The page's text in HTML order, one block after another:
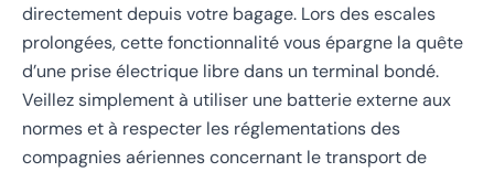
directement depuis votre bagage. Lors des escales
prolongées, cette fonctionnalité vous épargne la quête
d’une prise électrique libre dans un terminal bondé.
Veillez simplement à utiliser une batterie externe aux
normes et à respecter les réglementations des
compagnies aériennes concernant le transport de